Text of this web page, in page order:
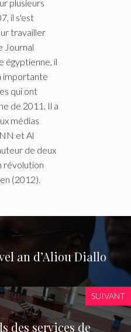
plusieurs
il s'est
travailler
Journal
égyptienne, il
importante
qui ont
de 2011. Il a
médias
et Al
de deux
révolution
(2012).
an d’Aliou Diallo
SUIVANT
des services de